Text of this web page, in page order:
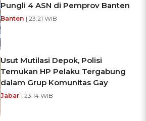
Pungli 4 ASN di Pemprov Banten
Banten | 23:21 WIB
Usut Mutilasi Depok, Polisi
Temukan HP Pelaku Tergabung
dalam Grup Komunitas Gay
Jabar | 23:14 WIB